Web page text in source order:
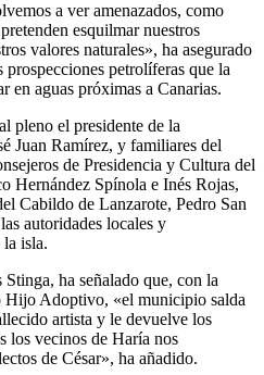
a ver amenazados, como
esquilmar nuestros
valores naturales», ha asegurado
prospecciones petrolíferas que la
en aguas próximas a Canarias.
pleno el presidente de la
Juan Ramírez, y familiares del
de Presidencia y Cultura del
Hernández Spínola e Inés Rojas,
Cabildo de Lanzarote, Pedro San
autoridades locales y
la isla.
ha señalado que, con la
Hijo Adoptivo, «el municipio salda
artista y le devuelve los
los vecinos de Haría nos
de César», ha añadido.